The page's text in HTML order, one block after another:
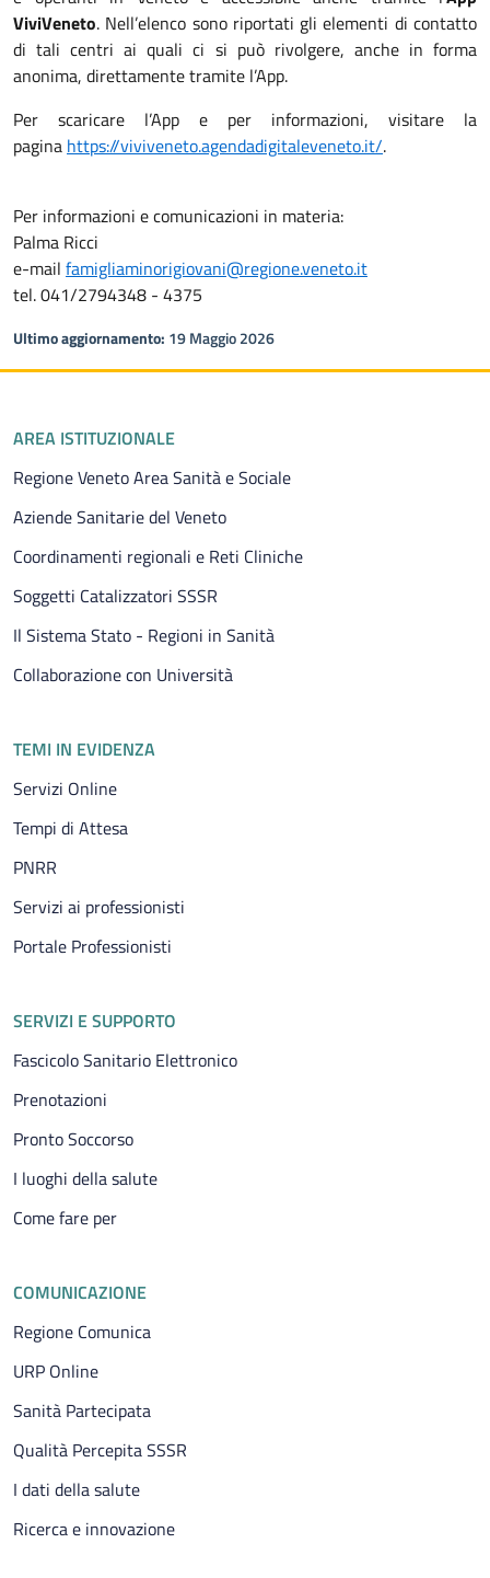
ViviVeneto. Nell’elenco sono riportati gli elementi di contatto
di tali centri ai quali ci si può rivolgere, anche in forma
anonima, direttamente tramite l’App.
Per scaricare l’App e per informazioni, visitare la
pagina https://viviveneto.agendadigitaleveneto.it/.
Per informazioni e comunicazioni in materia:
Palma Ricci
e-mail famigliaminorigiovani@regione.veneto.it
tel. 041/2794348 - 4375
Ultimo aggiornamento: 19 Maggio 2026
Piè di pagina
AREA ISTITUZIONALE
Regione Veneto Area Sanità e Sociale
Aziende Sanitarie del Veneto
Coordinamenti regionali e Reti Cliniche
Soggetti Catalizzatori SSSR
Il Sistema Stato - Regioni in Sanità
Collaborazione con Università
TEMI IN EVIDENZA
Servizi Online
Tempi di Attesa
PNRR
Servizi ai professionisti
Portale Professionisti
SERVIZI E SUPPORTO
Fascicolo Sanitario Elettronico
Prenotazioni
Pronto Soccorso
I luoghi della salute
Come fare per
COMUNICAZIONE
Regione Comunica
URP Online
Sanità Partecipata
Qualità Percepita SSSR
I dati della salute
Ricerca e innovazione